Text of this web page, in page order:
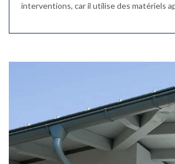
interventions, car il utilise des matériels